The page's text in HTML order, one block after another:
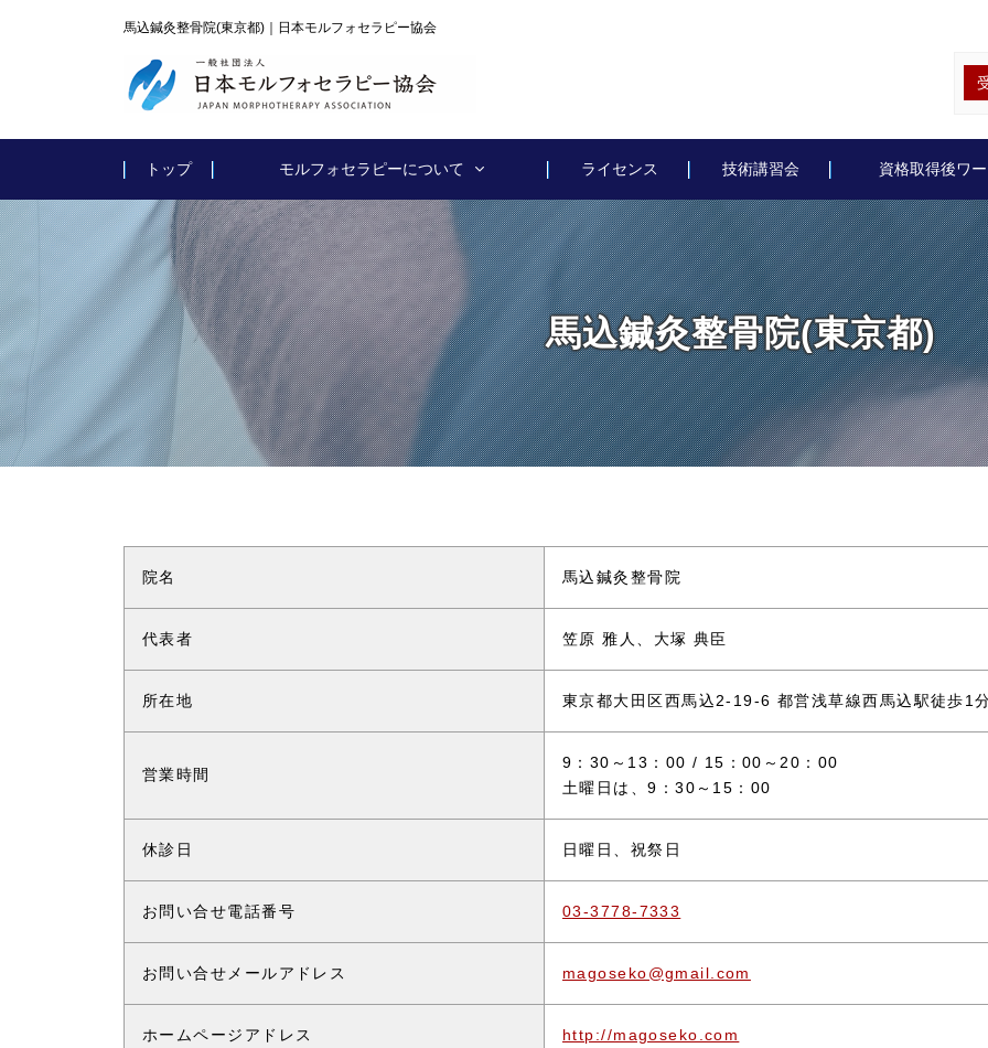
馬込鍼灸整骨院(東京都)｜日本モルフォセラピー協会
トップ モルフォセラピーについて ライセンス 技術講習会 資格取得後ワ
馬込鍼灸整骨院(東京都)
院名 馬込鍼灸整骨院
代表者 笠原 雅人、大塚 典臣
所在地 東京都大田区西馬込2-19-6 都営浅草線西馬込駅徒歩1
営業時間
9：30～13：00 / 15：00～20：00
土曜日は、9：30～15：00
休診日 日曜日、祝祭日
お問い合せ電話番号 03-3778-7333
お問い合せメールアドレス magoseko@gmail.com
ホームページアドレス http://magoseko.com